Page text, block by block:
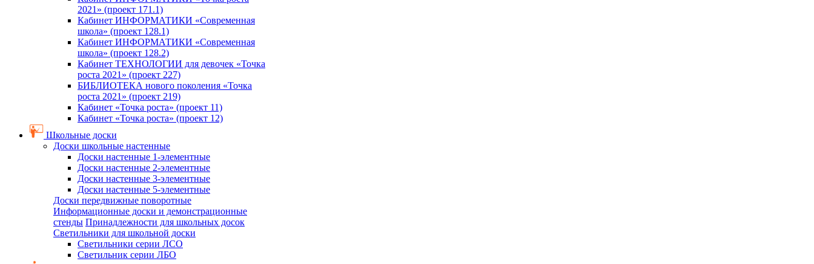
2021» (проект 171.1)
Кабинет ИНФОРМАТИКИ «Современная
школа» (проект 128.1)
Кабинет ИНФОРМАТИКИ «Современная
школа» (проект 128.2)
Кабинет ТЕХНОЛОГИИ для девочек «Точка
роста 2021» (проект 227)
БИБЛИОТЕКА нового поколения «Точка
роста 2021» (проект 219)
Кабинет «Точка роста» (проект 11)
Кабинет «Точка роста» (проект 12)
Школьные доски
Доски школьные настенные
Доски настенные 1-элементные
Доски настенные 2-элементные
Доски настенные 3-элементные
Доски настенные 5-элементные
Доски передвижные поворотные
Информационные доски и демонстрационные
стенды Принадлежности для школьных досок
Светильники для школьной доски
Светильники серии ЛСО
Светильник серии ЛБО